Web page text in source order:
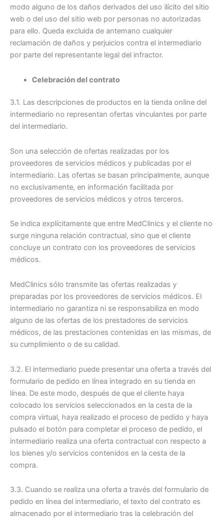
modo alguno de los daños derivados del uso ilícito del sitio
web o del uso del sitio web por personas no autorizadas
para ello. Queda excluida de antemano cualquier
reclamación de daños y perjuicios contra el intermediario
por parte del representante legal del infractor.
Celebración del contrato
3.1. Las descripciones de productos en la tienda online del
intermediario no representan ofertas vinculantes por parte
del intermediario.
Son una selección de ofertas realizadas por los
proveedores de servicios médicos y publicadas por el
intermediario. Las ofertas se basan principalmente, aunque
no exclusivamente, en información facilitada por
proveedores de servicios médicos y otros terceros.
Se indica explícitamente que entre MedClinics y el cliente no
surge ninguna relación contractual, sino que el cliente
concluye un contrato con los proveedores de servicios
médicos.
MedClinics sólo transmite las ofertas realizadas y
preparadas por los proveedores de servicios médicos. El
intermediario no garantiza ni se responsabiliza en modo
alguno de las ofertas de los prestadores de servicios
médicos, de las prestaciones contenidas en las mismas, de
su cumplimiento o de su calidad.
3.2. El intermediario puede presentar una oferta a través del
formulario de pedido en línea integrado en su tienda en
línea. De este modo, después de que el cliente haya
colocado los servicios seleccionados en la cesta de la
compra virtual, haya realizado el proceso de pedido y haya
pulsado el botón para completar el proceso de pedido, el
intermediario realiza una oferta contractual con respecto a
los bienes y/o servicios contenidos en la cesta de la
compra.
3.3. Cuando se realiza una oferta a través del formulario de
pedido en línea del intermediario, el texto del contrato es
almacenado por el intermediario tras la celebración del